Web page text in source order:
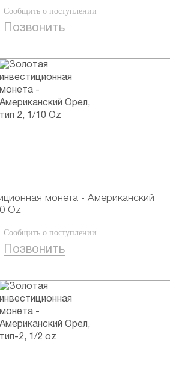
Сообщить о поступлении
Позвонить
монета - Американский
Oz
Сообщить о поступлении
Позвонить